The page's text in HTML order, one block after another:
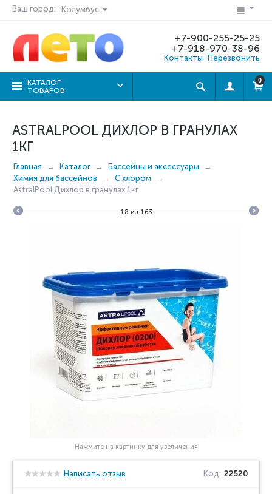
Ваш город: Колумбус
+7-900-255-25-25
+7-918-970-38-96
Контакты Перезвонить
КАТАЛОГ
ТОВАРОВ
0
ASTRALPOOL ДИХЛОР В ГРАНУЛАХ
1КГ
Главная Каталог
Бассейны и аксессуары
Химия для бассейнов
С хлором
AstralPool Дихлор в гранулах 1кг
18 из 163
Нажмите на картинку для увеличения
Написать отзыв Код: 22520